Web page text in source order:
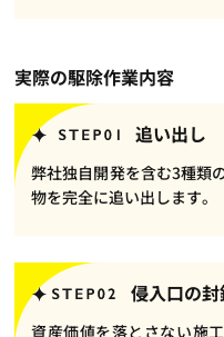
実際の駆除作業内容
追い出し
弊社独自開発を含む3種類
物を完全に追い出します。
侵入口の
資産価値を落とさない施